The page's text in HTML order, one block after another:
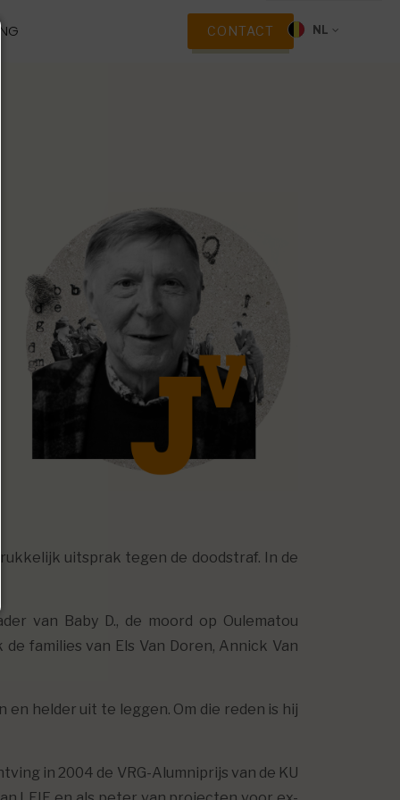
NL
CONTACT
uitsprak tegen de doodstraf. In de
van Baby D., de moord op Oulematou
families van Els Van Doren, Annick Van
helder uit te leggen. Om die reden is hij
in 2004 de VRG-Alumniprijs van de KU